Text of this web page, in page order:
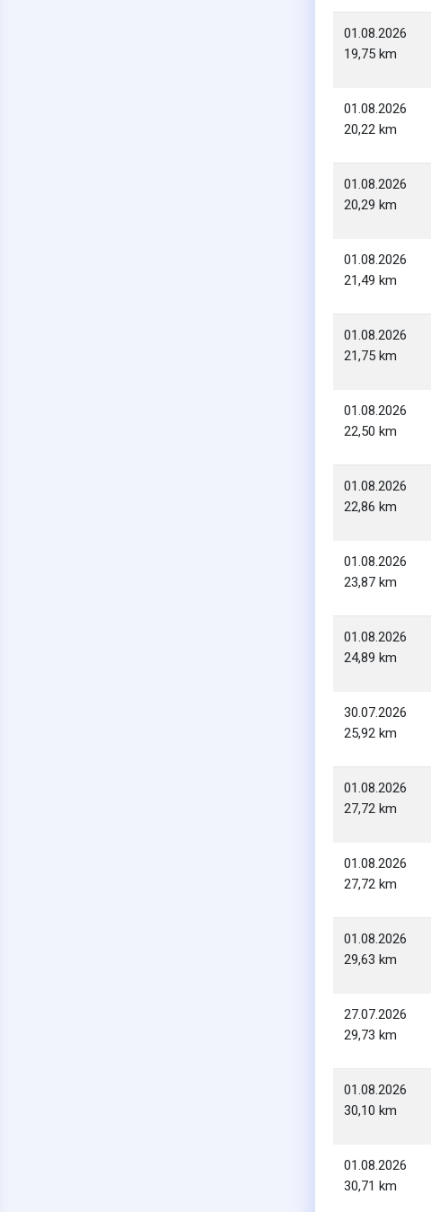
01.08.2026
19,75 km
01.08.2026
20,22 km
01.08.2026
20,29 km
01.08.2026
21,49 km
01.08.2026
21,75 km
01.08.2026
22,50 km
01.08.2026
22,86 km
01.08.2026
23,87 km
01.08.2026
24,89 km
30.07.2026
25,92 km
01.08.2026
27,72 km
01.08.2026
27,72 km
01.08.2026
29,63 km
27.07.2026
29,73 km
01.08.2026
30,10 km
01.08.2026
30,71 km